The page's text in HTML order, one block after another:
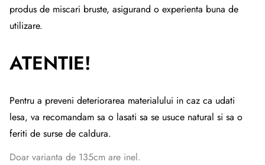
produs de miscari bruste, asigurand o experienta buna de
utilizare.
ATENTIE!
Pentru a preveni deteriorarea materialului in caz ca udati
lesa, va recomandam sa o lasati sa se usuce natural si sa o
feriti de surse de caldura.
Doar varianta de 135cm are inel.